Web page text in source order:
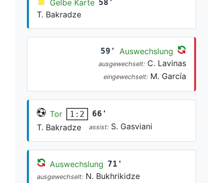
Gelbe Karte 58'
T. Bakradze
59' Auswechslung
ausgewechselt: C. Lavinas
eingewechselt: M. García
Tor 1:2 66'
T. Bakradze assist: S. Gasviani
Auswechslung 71'
ausgewechselt: N. Bukhrikidze